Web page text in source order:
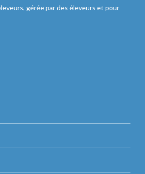
gérée par des éleveurs et pour